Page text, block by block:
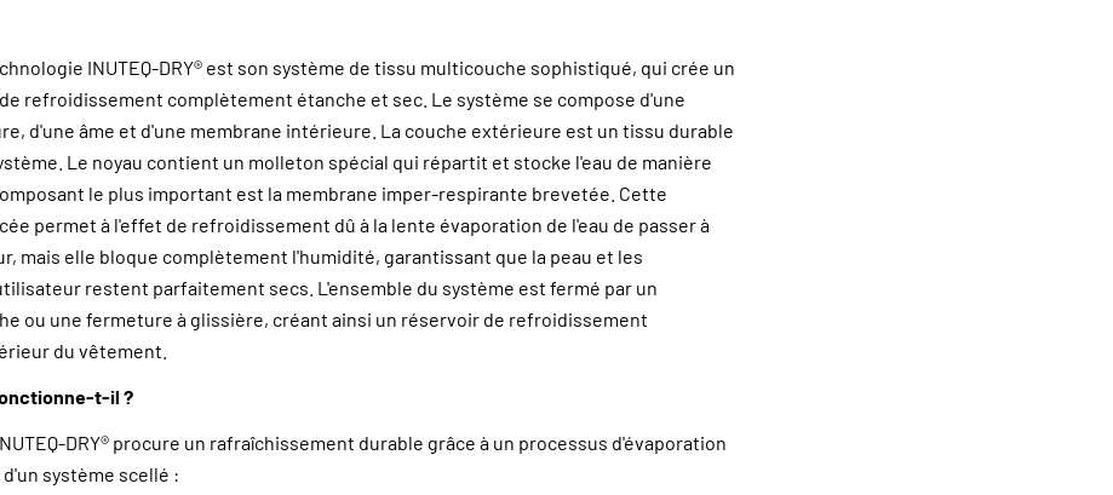
INUTEQ-DRY® est son système de tissu multicouche sophistiqué, qui crée un
refroidissement complètement étanche et sec. Le système se compose d'une
d'une âme et d'une membrane intérieure. La couche extérieure est un tissu durable
Le noyau contient un molleton spécial qui répartit et stocke l'eau de manière
le plus important est la membrane imper-respirante brevetée. Cette
permet à l'effet de refroidissement dû à la lente évaporation de l'eau de passer à
mais elle bloque complètement l'humidité, garantissant que la peau et les
restent parfaitement secs. L'ensemble du système est fermé par un
ou une fermeture à glissière, créant ainsi un réservoir de refroidissement
du vêtement.
t-il ?
DRY® procure un rafraîchissement durable grâce à un processus d'évaporation
système scellé :